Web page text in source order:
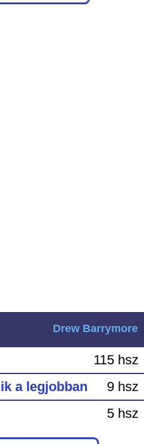
Drew Barrymore
115 hsz
a legjobban
9 hsz
5 hsz